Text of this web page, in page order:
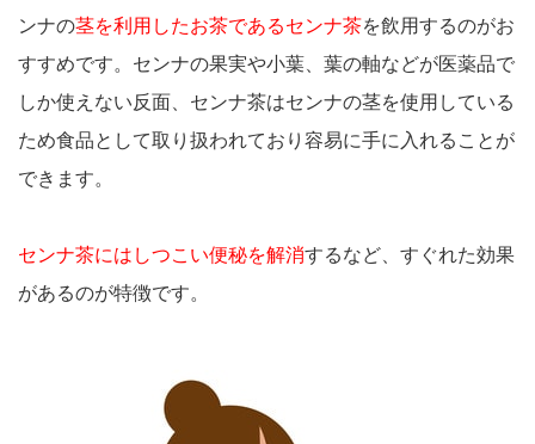
ンナの茎を利用したお茶であるセンナ茶を飲用するのがお
すすめです。センナの果実や小葉、葉の軸などが医薬品で
しか使えない反面、センナ茶はセンナの茎を使用している
ため食品として取り扱われており容易に手に入れることが
できます。
センナ茶にはしつこい便秘を解消するなど、すぐれた効果
があるのが特徴です。